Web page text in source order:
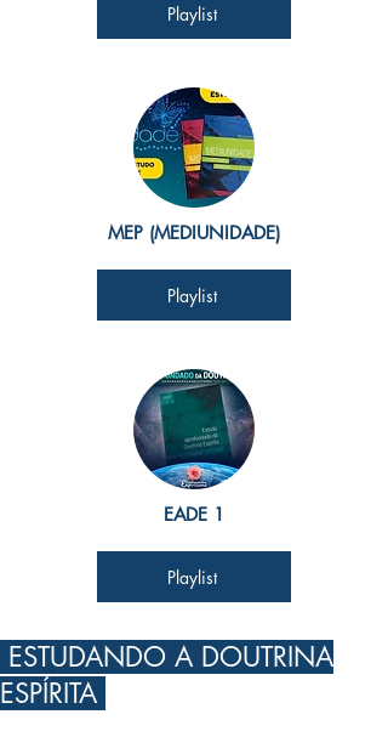
Playlist
MEP (MEDIUNIDADE)
Playlist
EADE 1
Playlist
ESTUDANDO A DOUTRINA
ESPÍRITA